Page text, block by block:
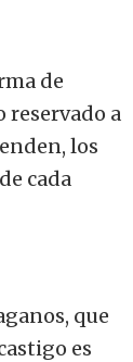
de
reservado a
los
cada
que
es